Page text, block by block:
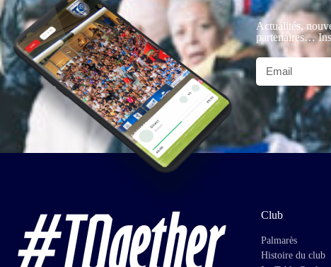
Actualités,
partenaires…
Club
Palmarès
Histoire du club